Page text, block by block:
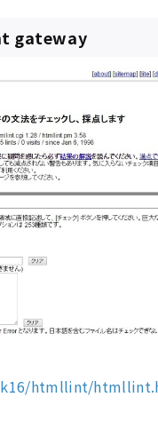
gateway
htmllint/